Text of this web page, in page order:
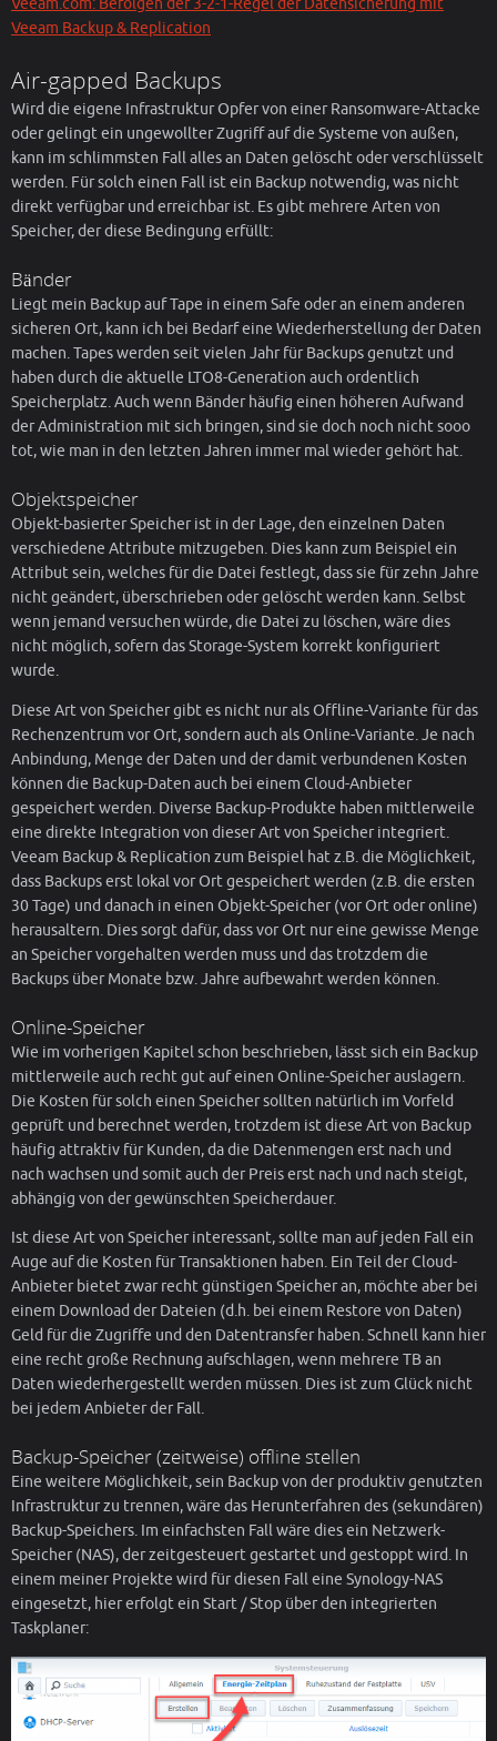
Veeam.com: Befolgen der 3-2-1-Regel der Datensicherung mit
Veeam Backup & Replication
Air-gapped Backups
Wird die eigene Infrastruktur Opfer von einer Ransomware-Attacke
oder gelingt ein ungewollter Zugriff auf die Systeme von außen,
kann im schlimmsten Fall alles an Daten gelöscht oder verschlüsselt
werden. Für solch einen Fall ist ein Backup notwendig, was nicht
direkt verfügbar und erreichbar ist. Es gibt mehrere Arten von
Speicher, der diese Bedingung erfüllt:
Bänder
Liegt mein Backup auf Tape in einem Safe oder an einem anderen
sicheren Ort, kann ich bei Bedarf eine Wiederherstellung der Daten
machen. Tapes werden seit vielen Jahr für Backups genutzt und
haben durch die aktuelle LTO8-Generation auch ordentlich
Speicherplatz. Auch wenn Bänder häufig einen höheren Aufwand
der Administration mit sich bringen, sind sie doch noch nicht sooo
tot, wie man in den letzten Jahren immer mal wieder gehört hat.
Objektspeicher
Objekt-basierter Speicher ist in der Lage, den einzelnen Daten
verschiedene Attribute mitzugeben. Dies kann zum Beispiel ein
Attribut sein, welches für die Datei festlegt, dass sie für zehn Jahre
nicht geändert, überschrieben oder gelöscht werden kann. Selbst
wenn jemand versuchen würde, die Datei zu löschen, wäre dies
nicht möglich, sofern das Storage-System korrekt konfiguriert
wurde.
Diese Art von Speicher gibt es nicht nur als Offline-Variante für das
Rechenzentrum vor Ort, sondern auch als Online-Variante. Je nach
Anbindung, Menge der Daten und der damit verbundenen Kosten
können die Backup-Daten auch bei einem Cloud-Anbieter
gespeichert werden. Diverse Backup-Produkte haben mittlerweile
eine direkte Integration von dieser Art von Speicher integriert.
Veeam Backup & Replication zum Beispiel hat z.B. die Möglichkeit,
dass Backups erst lokal vor Ort gespeichert werden (z.B. die ersten
30 Tage) und danach in einen Objekt-Speicher (vor Ort oder online)
herausaltern. Dies sorgt dafür, dass vor Ort nur eine gewisse Menge
an Speicher vorgehalten werden muss und das trotzdem die
Backups über Monate bzw. Jahre aufbewahrt werden können.
Online-Speicher
Wie im vorherigen Kapitel schon beschrieben, lässt sich ein Backup
mittlerweile auch recht gut auf einen Online-Speicher auslagern.
Die Kosten für solch einen Speicher sollten natürlich im Vorfeld
geprüft und berechnet werden, trotzdem ist diese Art von Backup
häufig attraktiv für Kunden, da die Datenmengen erst nach und
nach wachsen und somit auch der Preis erst nach und nach steigt,
abhängig von der gewünschten Speicherdauer.
Ist diese Art von Speicher interessant, sollte man auf jeden Fall ein
Auge auf die Kosten für Transaktionen haben. Ein Teil der Cloud-
Anbieter bietet zwar recht günstigen Speicher an, möchte aber bei
einem Download der Dateien (d.h. bei einem Restore von Daten)
Geld für die Zugriffe und den Datentransfer haben. Schnell kann hier
eine recht große Rechnung aufschlagen, wenn mehrere TB an
Daten wiederhergestellt werden müssen. Dies ist zum Glück nicht
bei jedem Anbieter der Fall.
Backup-Speicher (zeitweise) offline stellen
Eine weitere Möglichkeit, sein Backup von der produktiv genutzten
Infrastruktur zu trennen, wäre das Herunterfahren des (sekundären)
Backup-Speichers. Im einfachsten Fall wäre dies ein Netzwerk-
Speicher (NAS), der zeitgesteuert gestartet und gestoppt wird. In
einem meiner Projekte wird für diesen Fall eine Synology-NAS
eingesetzt, hier erfolgt ein Start / Stop über den integrierten
Taskplaner: